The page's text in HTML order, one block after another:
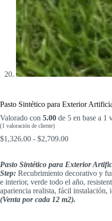
Pasto Sintético para Exterior
Valorado con 5.00 de 5 en base a 1
(1 valoración de cliente)
$1,326.00 - $2,709.00Rango
desde
$1,326.00
hasta
$2,709.00
Pasto Sintético para Exterior
Step: Recubrimiento decorativo y
e interior, verde todo el año,
apariencia realista, fácil instalación,
(Venta por cada 12 m2).